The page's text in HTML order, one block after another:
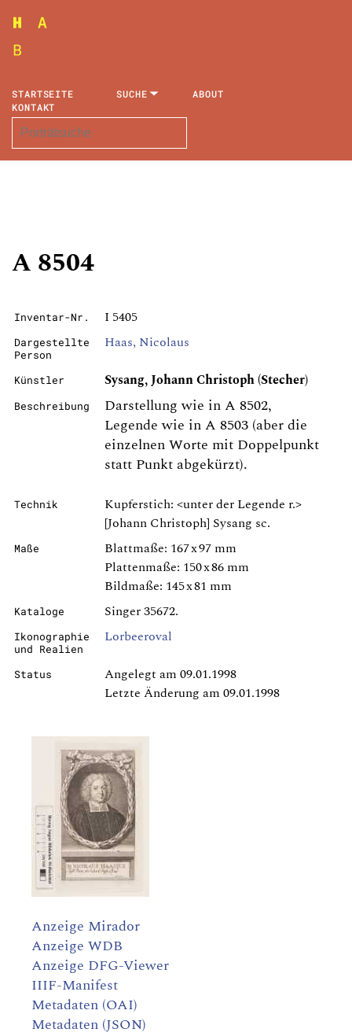
STARTSEITE SUCHE
ABOUT
KONTAKT
A 8504
Inventar-Nr. I 5405
Dargestellte
Person
Haas, Nicolaus
Künstler Sysang, Johann Christoph (Stecher)
Beschreibung
Darstellung wie in A 8502,
Legende wie in A 8503 (aber die
einzelnen Worte mit Doppelpunkt
statt Punkt abgekürzt).
Technik
Kupferstich: <unter der Legende r.>
[Johann Christoph] Sysang sc.
Maße
Blattmaße: 167 x 97 mm
Plattenmaße: 150 x 86 mm
Bildmaße: 145 x 81 mm
Kataloge Singer 35672.
Ikonographie
und Realien
Lorbeeroval
Status
Angelegt am 09.01.1998
Letzte Änderung am 09.01.1998
Anzeige Mirador
Anzeige WDB
Anzeige DFG-Viewer
IIIF-Manifest
Metadaten (OAI)
Metadaten (JSON)